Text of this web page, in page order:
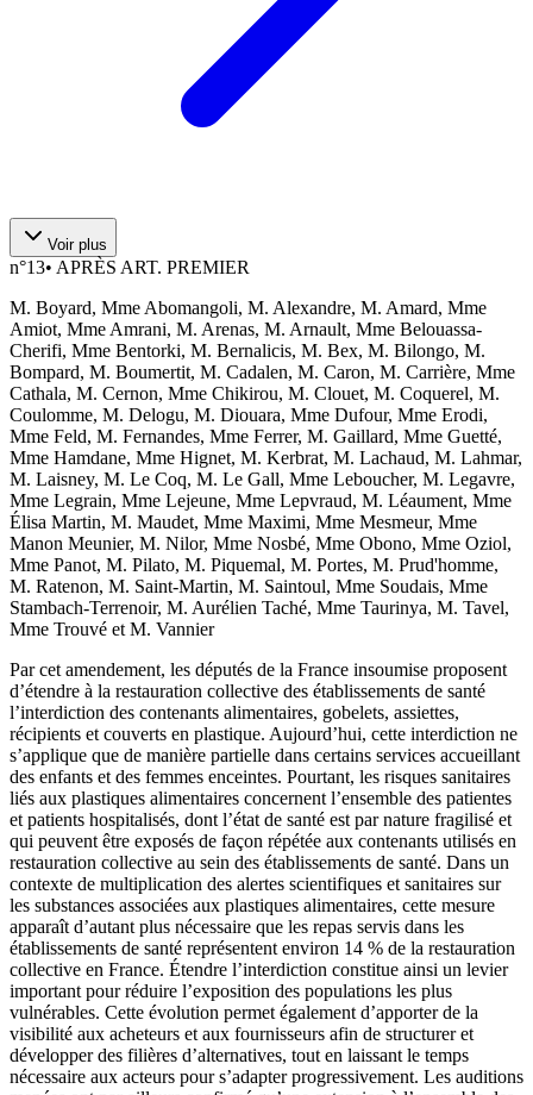
Voir plus
n°13• APRÈS ART. PREMIER
M. Boyard, Mme Abomangoli, M. Alexandre, M. Amard, Mme
Amiot, Mme Amrani, M. Arenas, M. Arnault, Mme Belouassa-
Cherifi, Mme Bentorki, M. Bernalicis, M. Bex, M. Bilongo, M.
Bompard, M. Boumertit, M. Cadalen, M. Caron, M. Carrière, Mme
Cathala, M. Cernon, Mme Chikirou, M. Clouet, M. Coquerel, M.
Coulomme, M. Delogu, M. Diouara, Mme Dufour, Mme Erodi,
Mme Feld, M. Fernandes, Mme Ferrer, M. Gaillard, Mme Guetté,
Mme Hamdane, Mme Hignet, M. Kerbrat, M. Lachaud, M. Lahmar,
M. Laisney, M. Le Coq, M. Le Gall, Mme Leboucher, M. Legavre,
Mme Legrain, Mme Lejeune, Mme Lepvraud, M. Léaument, Mme
Élisa Martin, M. Maudet, Mme Maximi, Mme Mesmeur, Mme
Manon Meunier, M. Nilor, Mme Nosbé, Mme Obono, Mme Oziol,
Mme Panot, M. Pilato, M. Piquemal, M. Portes, M. Prud'homme,
M. Ratenon, M. Saint-Martin, M. Saintoul, Mme Soudais, Mme
Stambach-Terrenoir, M. Aurélien Taché, Mme Taurinya, M. Tavel,
Mme Trouvé et M. Vannier
Par cet amendement, les députés de la France insoumise proposent
d’étendre à la restauration collective des établissements de santé
l’interdiction des contenants alimentaires, gobelets, assiettes,
récipients et couverts en plastique. Aujourd’hui, cette interdiction ne
s’applique que de manière partielle dans certains services accueillant
des enfants et des femmes enceintes. Pourtant, les risques sanitaires
liés aux plastiques alimentaires concernent l’ensemble des patientes
et patients hospitalisés, dont l’état de santé est par nature fragilisé et
qui peuvent être exposés de façon répétée aux contenants utilisés en
restauration collective au sein des établissements de santé. Dans un
contexte de multiplication des alertes scientifiques et sanitaires sur
les substances associées aux plastiques alimentaires, cette mesure
apparaît d’autant plus nécessaire que les repas servis dans les
établissements de santé représentent environ 14 % de la restauration
collective en France. Étendre l’interdiction constitue ainsi un levier
important pour réduire l’exposition des populations les plus
vulnérables. Cette évolution permet également d’apporter de la
visibilité aux acheteurs et aux fournisseurs afin de structurer et
développer des filières d’alternatives, tout en laissant le temps
nécessaire aux acteurs pour s’adapter progressivement. Les auditions